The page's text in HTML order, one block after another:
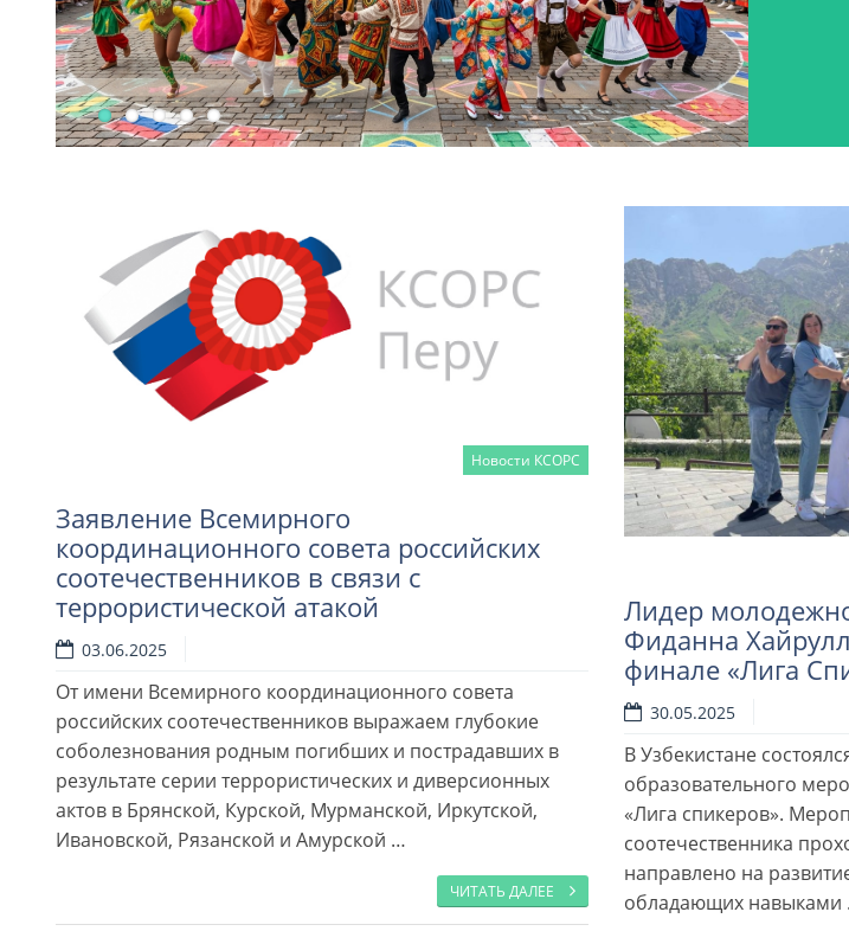
Новости КСОРС
Читать далее
Заявление Всемирного
координационного совета российских
соотечественников в связи с
террористической атакой
03.06.2025
От имени Всемирного координационного совета
российских соотечественников выражаем глубокие
соболезнования родным погибших и пострадавших в
результате серии террористических и диверсионных
актов в Брянской, Курской, Мурманской, Иркутской,
Ивановской, Рязанской и Амурской …
ЧИТАТЬ ДАЛЕЕ
Лидер
Фиданна
финале «Лига
30.05.2025
В Узбекистане
образовательного
«Лига спикеров».
соотечественника
направлено на
обладающих навыками